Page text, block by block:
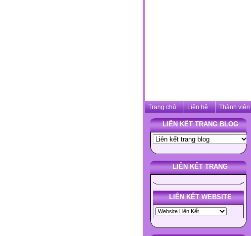
Trang chủ Liên hệ Thành viên
LIÊN KẾT TRANG BLOG
LIÊN KẾT TRANG
LIÊN KẾT WEBSITE